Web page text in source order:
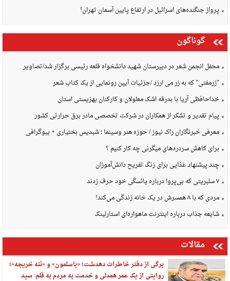
پرواز جنگنده‌های اسرائیل در ارتفاع پایین آسمان تهران!
گوناگون
محفل انجمن شعر در دبیرستان شهید دانشخواه قلعه رئیسی برگزار شد/تصاویر
"زرمفتی" که به زر می ارزد /جزئیات آیین رونمایی از یک کتاب شعر
خداحافظی آریا با بدرقه اشک معلولان و کارکنان بهزیستی استان
پیام تقدیر و تشکر از همکاران در شرکت تخصصی مادر برق حرارتی کشور
معرفی خبرنگاران راک نیوز / حوزه هنر وسینما ؛ شبدیس بختیاری + بیوگرافی
برای کاهش سردردهای میگرنی چه کار کنیم ؟
چند پیشنهاد غذایی برای زنگ تفریح دانش‌آموزان
۷ سلبریتی که بی‌پروا درباره یائسگی خود حرف زدند
مردی که با ۸ همسرش در یک خانه زندگی می‌کند!
شایعه جذاب درباره اینترنت ماهواره‌ای استارلینک
مقالات
برگی از دفتر خاطرات دهدشت؛ «باسلمون» و «ننه خریجه»؛
روایتی از یک عمر همدلی و خدمت به مردم به قلم: سید